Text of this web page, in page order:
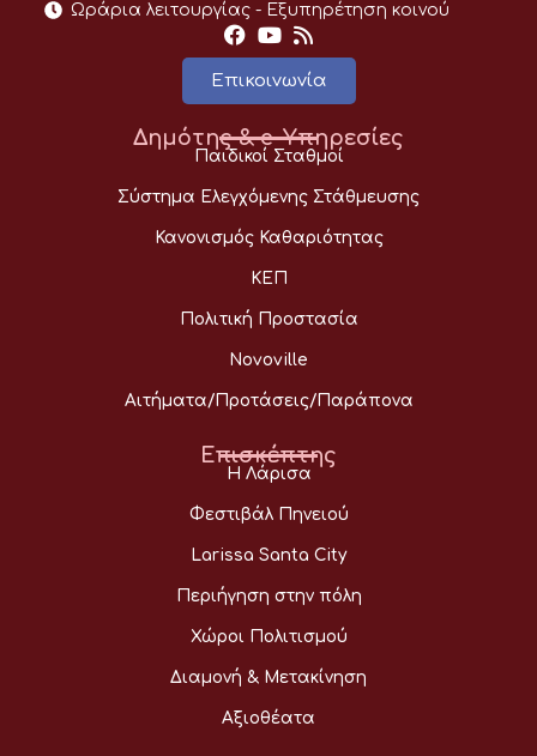
Ωράρια λειτουργίας - Eξυπηρέτηση κοινού
Επικοινωνία
Δημότης & e-Υπηρεσίες
Παιδικοί Σταθμοί
Σύστημα Ελεγχόμενης Στάθμευσης
Κανονισμός Καθαριότητας
ΚΕΠ
Πολιτική Προστασία
Novoville
Αιτήματα/Προτάσεις/Παράπονα
Επισκέπτης
Η Λάρισα
Φεστιβάλ Πηνειού
Larissa Santa City
Περιήγηση στην πόλη
Χώροι Πολιτισμού
Διαμονή & Μετακίνηση
Αξιοθέατα